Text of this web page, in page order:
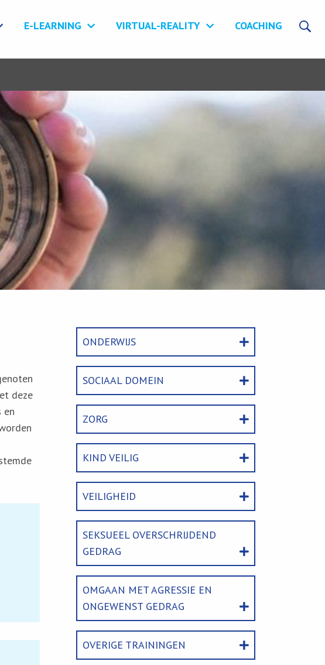
E-LEARNING VIRTUAL-REALITY COACHING
deze
en
ONDERWIJS
SOCIAAL DOMEIN
ZORG
KIND VEILIG
VEILIGHEID
SEKSUEEL OVERSCHRIJDEND
GEDRAG
OMGAAN MET AGRESSIE EN
ONGEWENST GEDRAG
OVERIGE TRAININGEN